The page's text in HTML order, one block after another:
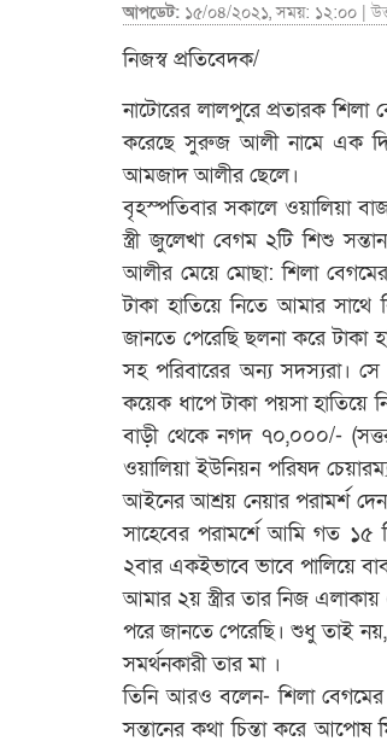
আপডেট: ১৫/০৪/২০২১, সময়: ১২:০০ |
নিজস্ব প্রতিবেদক/
নাটোরের লালপুরে প্রতারক শিলা
করেছে সুরুজ আলী নামে এক
আমজাদ আলীর ছেলে।
বৃহস্পতিবার সকালে ওয়ালিয়া
স্ত্রী জুলেখা বেগম ২টি শিশু
আলীর মেয়ে মোছা: শিলা
টাকা হাতিয়ে নিতে আমার
জানতে পেরেছি ছলনা করে টাকা
সহ পরিবারের অন্য সদস্যরা।
কয়েক ধাপে টাকা পয়সা হাতিয়ে
বাড়ী থেকে নগদ ৭০,০০০/-
ওয়ালিয়া ইউনিয়ন পরিষদ
আইনের আশ্রয় নেয়ার পরামর্শ
সাহেবের পরামর্শে আমি গত ১৫
২বার একইভাবে ভাবে পালিয়ে
আমার ২য় স্ত্রীর তার নিজ
পরে জানতে পেরেছি। শুধু তাই
সমর্থনকারী তার মা ।
তিনি আরও বলেন- শিলা
সন্তানের কথা চিন্তা করে আপোষ